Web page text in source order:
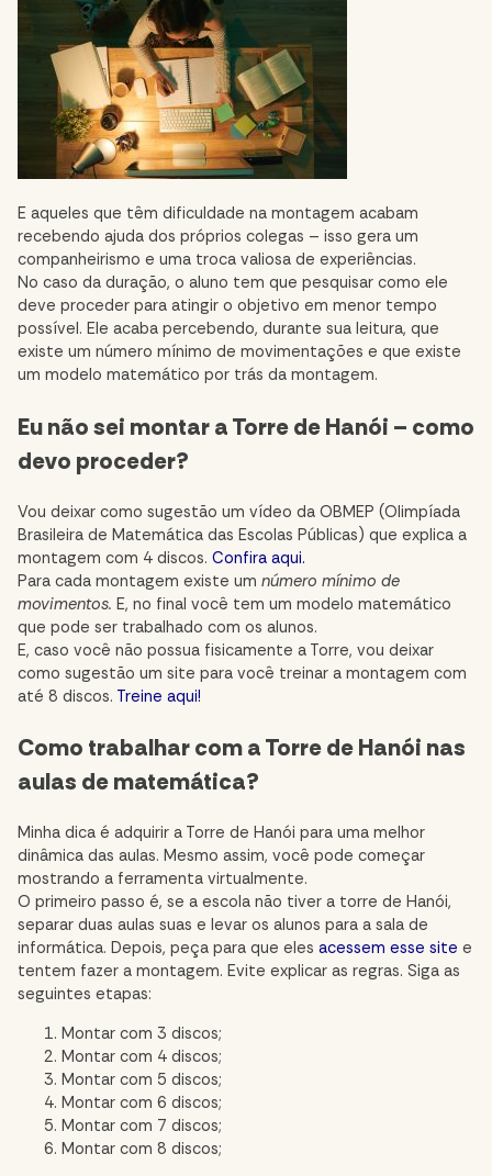
E aqueles que têm dificuldade na montagem acabam
recebendo ajuda dos próprios colegas – isso gera um
companheirismo e uma troca valiosa de experiências.
No caso da duração, o aluno tem que pesquisar como ele
deve proceder para atingir o objetivo em menor tempo
possível. Ele acaba percebendo, durante sua leitura, que
existe um número mínimo de movimentações e que existe
um modelo matemático por trás da montagem.
Eu não sei montar a Torre de Hanói – como
devo proceder?
Vou deixar como sugestão um vídeo da OBMEP (Olimpíada
Brasileira de Matemática das Escolas Públicas) que explica a
montagem com 4 discos. Confira aqui.
Para cada montagem existe um número mínimo de
movimentos. E, no final você tem um modelo matemático
que pode ser trabalhado com os alunos.
E, caso você não possua fisicamente a Torre, vou deixar
como sugestão um site para você treinar a montagem com
até 8 discos. Treine aqui!
Como trabalhar com a Torre de Hanói nas
aulas de matemática?
Minha dica é adquirir a Torre de Hanói para uma melhor
dinâmica das aulas. Mesmo assim, você pode começar
mostrando a ferramenta virtualmente.
O primeiro passo é, se a escola não tiver a torre de Hanói,
separar duas aulas suas e levar os alunos para a sala de
informática. Depois, peça para que eles acessem esse site e
tentem fazer a montagem. Evite explicar as regras. Siga as
seguintes etapas:
Montar com 3 discos;
Montar com 4 discos;
Montar com 5 discos;
Montar com 6 discos;
Montar com 7 discos;
Montar com 8 discos;